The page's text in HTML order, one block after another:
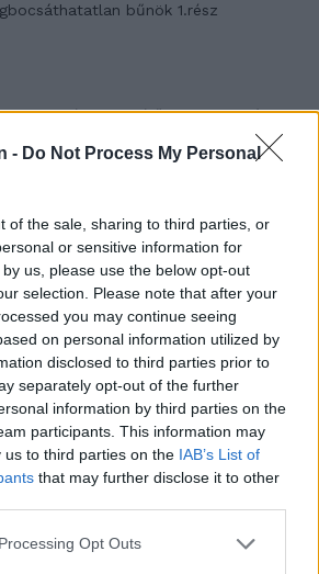
- Do Not Process My Personal
of the sale, sharing to third parties, or
or sensitive information for
us, please use the below opt-out
selection. Please note that after your
you may continue seeing
on personal information utilized by
disclosed to third parties prior to
separately opt-out of the further
information by third parties on the
participants. This information may
us to third parties on the IAB’s List of
that may further disclose it to other
Opt Outs
bűnök 1.rész
Genovéva, a túlélő Franciaország
12. rész
11. rész
a fiatal lányokat 14. rész
szóltam… – Miért nem hiszünk a